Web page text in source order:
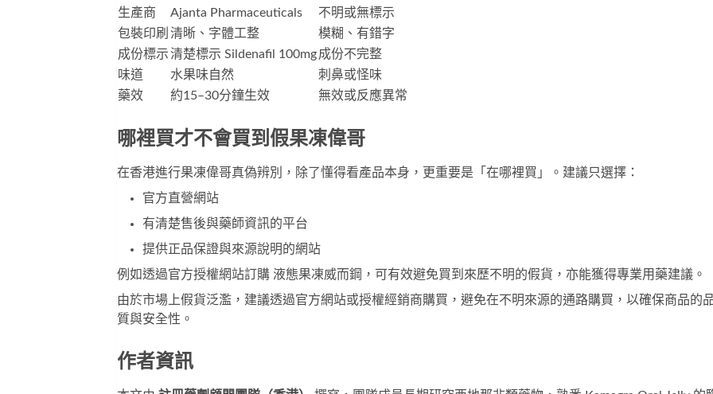
生產商
Ajanta Pharmaceuticals
不明或無標示
包裝印刷 清晰、字體工整
模糊、有錯字
成份標示清楚標示 Sildenafil 100mg成份不完整
味道
水果味自然
刺鼻或怪味
藥效
約15–30分鐘生效 無效或反應異常
哪裡買才不會買到假果凍偉哥
在香港進行果凍偉哥真偽辨別，除了懂得看產品本身，更重要是「在哪裡買」。建議只選擇：
官方直營網站
有清楚售後與藥師資訊的平台
提供正品保證與來源說明的網站
例如透過官方授權網站訂購 液態果凍威而鋼 ，可有效避免買到來歷不明的假貨，亦能獲得專業用藥建議。
由於市場上假貨泛濫，建議透過官方網站或授權經銷商購買，避免在不明來源的通路購買，以確保商品的
質與安全性。
作者資訊